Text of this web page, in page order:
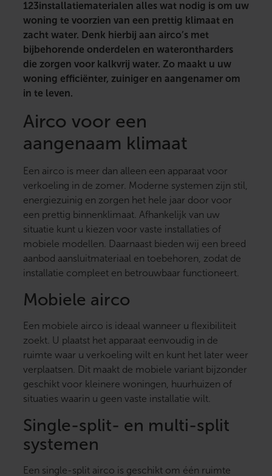
123installatiematerialen alles wat nodig is om uw
woning te voorzien van een prettig klimaat en
zacht water. Denk hierbij aan airco’s met
bijbehorende onderdelen en waterontharders
die zorgen voor kalkvrij water. Zo maakt u uw
woning efficiënter, zuiniger en aangenamer om
in te leven.
Airco voor een
aangenaam klimaat
Een airco is meer dan alleen een apparaat voor
verkoeling in de zomer. Moderne systemen zijn stil,
energiezuinig en zorgen het hele jaar door voor
een prettig binnenklimaat. Afhankelijk van uw
situatie kunt u kiezen voor vaste installaties of
mobiele modellen. Daarnaast bieden wij een breed
aanbod aansluitmateriaal en toebehoren, zodat de
installatie compleet en betrouwbaar functioneert.
Mobiele airco
Een mobiele airco is ideaal wanneer u flexibiliteit
zoekt. U plaatst het apparaat eenvoudig in de
ruimte waar u verkoeling wilt en kunt het later weer
verplaatsen. Dit maakt de mobiele variant bijzonder
geschikt voor kleinere woningen, huurhuizen of
situaties waarin u geen vaste installatie wilt.
Single-split- en multi-split
systemen
Een single-split airco is geschikt om één ruimte